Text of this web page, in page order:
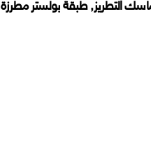
التطريز, طبقة بولستر مطرزة